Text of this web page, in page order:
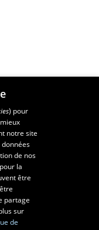
et de design
et de développement
) pour
notre site
de nos
la
être
partage
sur
de